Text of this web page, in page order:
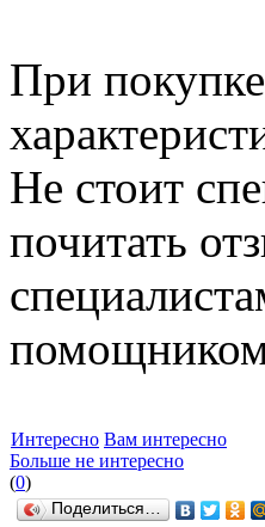
При
Не стоит
почитать
Интересно Вам интересно
Больше не интересно
(0)
Поделиться…